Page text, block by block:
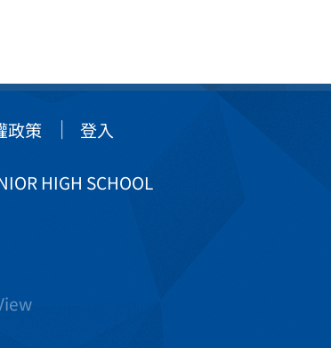
政策 登入
HIGH SCHOOL